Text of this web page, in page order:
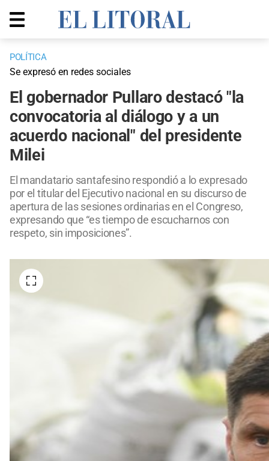
POLÍTICA
Se expresó en redes sociales
El gobernador Pullaro destacó "la
convocatoria al diálogo y a un
acuerdo nacional" del presidente
Milei
El mandatario santafesino respondió a lo expresado
por el titular del Ejecutivo nacional en su discurso de
apertura de las sesiones ordinarias en el Congreso,
expresando que “es tiempo de escucharnos con
respeto, sin imposiciones”.